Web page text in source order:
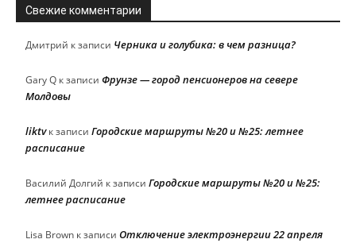
Свежие комментарии
Дмитрий к записи Черника и голубика: в чем разница?
Gary Q к записи Фрунзе — город пенсионеров на севере
Молдовы
liktvк записи Городские маршруты №20 и №25: летнее
расписание
Василий Долгий к записи Городские маршруты №20 и №25:
летнее расписание
Lisa Brown к записи Отключение электроэнергии 22 апреля